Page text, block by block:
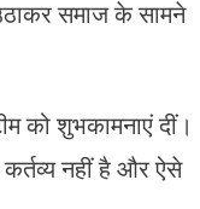
समाज के सामने
को शुभकामनाएं दीं।
नहीं है और ऐसे